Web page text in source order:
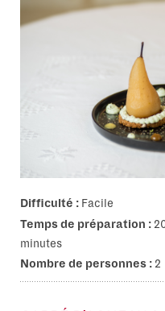
Difficulté : Facile
Temps de préparation :
minutes
Nombre de personnes : 2